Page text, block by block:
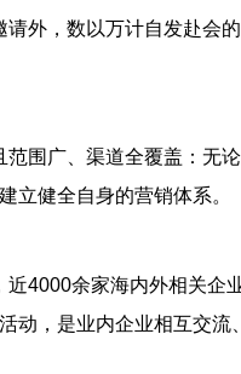
外，数以万计自发赴会
围广、渠道全覆盖：无
立健全自身的营销体系。
4000余家海内外相关企
动，是业内企业相互交流